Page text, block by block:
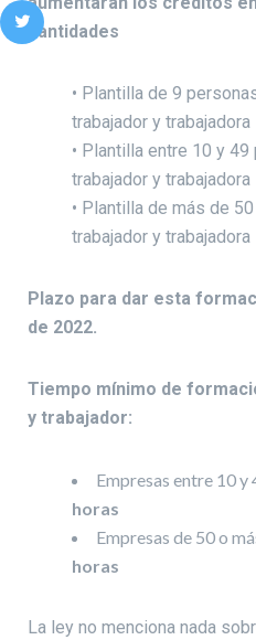
cantidades
• Plantilla de 9
trabajador y trabajadora
• Plantilla entre 10 y
trabajador y trabajadora
• Plantilla de más de
trabajador y trabajadora
Plazo para dar esta
de 2022.
Tiempo mínimo de
y trabajador:
Empresas entre 10 y
horas
Empresas de 50 o
horas
La ley no menciona nada